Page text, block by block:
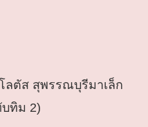
ลตัส สุพรรณบุรีมาเล็ก
ทิม 2)